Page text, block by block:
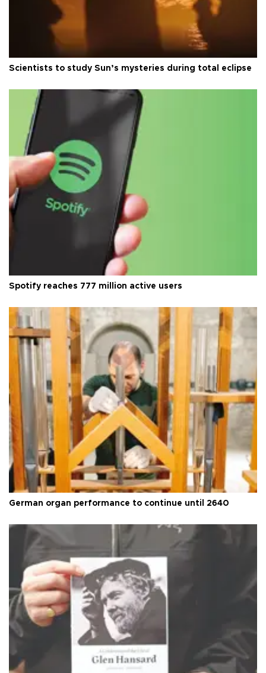
Scientists to study Sun’s mysteries during total eclipse
Spotify reaches 777 million active users
German organ performance to continue until 2640